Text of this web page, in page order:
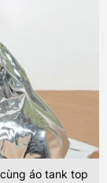
áo tank top